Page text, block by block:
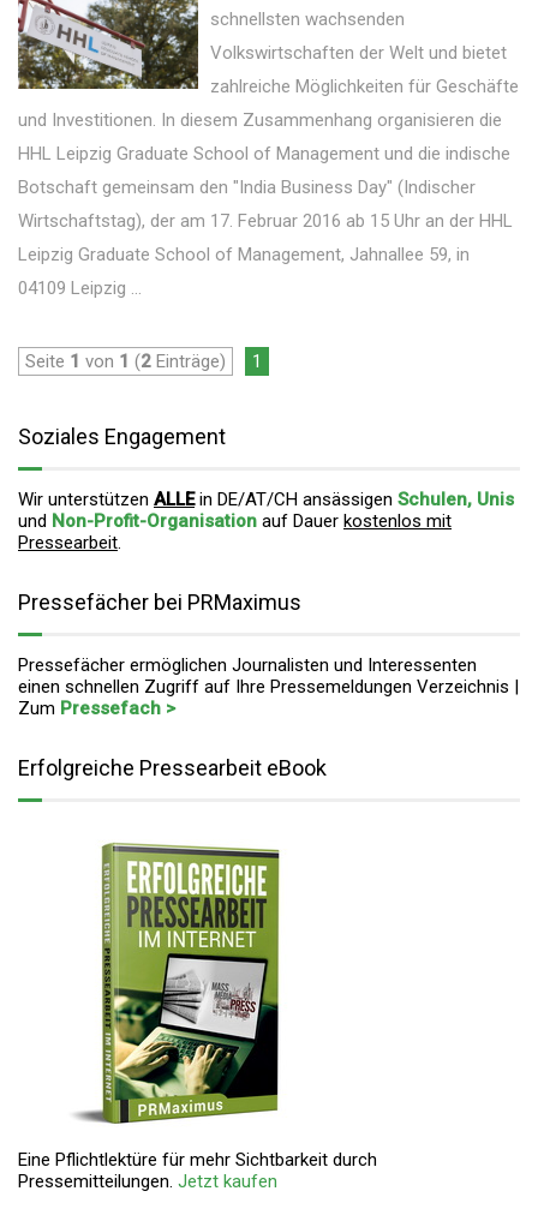
schnellsten wachsenden
Volkswirtschaften der Welt und bietet
zahlreiche Möglichkeiten für Geschäfte
und Investitionen. In diesem Zusammenhang organisieren die
HHL Leipzig Graduate School of Management und die indische
Botschaft gemeinsam den "India Business Day" (Indischer
Wirtschaftstag), der am 17. Februar 2016 ab 15 Uhr an der HHL
Leipzig Graduate School of Management, Jahnallee 59, in
04109 Leipzig ...
Seite 1 von 1 (2 Einträge) 1
Soziales Engagement
Wir unterstützen ALLEin DE/AT/CH ansässigen Schulen, Unis
und Non-Profit-Organisation auf Dauer kostenlos mit
Pressearbeit.
Pressefächer bei PRMaximus
Pressefächer ermöglichen Journalisten und Interessenten
einen schnellen Zugriff auf Ihre Pressemeldungen Verzeichnis |
Zum Pressefach >
Erfolgreiche Pressearbeit eBook
Eine Pflichtlektüre für mehr Sichtbarkeit durch
Pressemitteilungen. Jetzt kaufen